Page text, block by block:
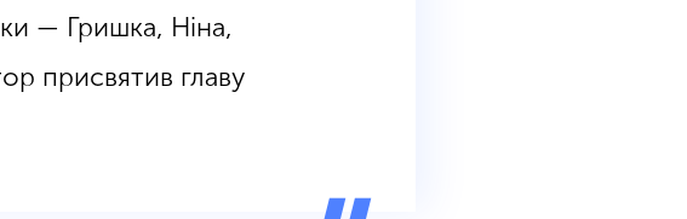
— Гришка, Ніна,
присвятив главу